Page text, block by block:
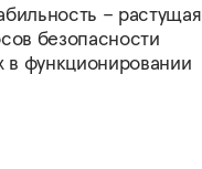
– растущая
безопасности
в функционировании